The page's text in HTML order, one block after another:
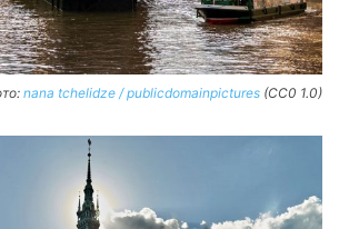
nana tchelidze / publicdomainpictures (CC0 1.0)